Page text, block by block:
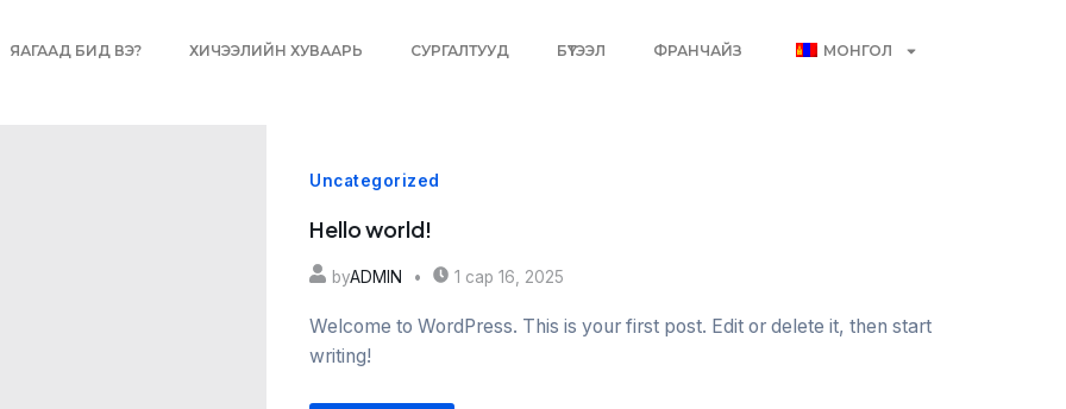
ЯАГААД БИД ВЭ? ХИЧЭЭЛИЙН ХУВААРЬ СУРГАЛТУУД БҮТЭЭЛ ФРАНЧАЙЗ МОНГОЛ
Uncategorized
Hello world!
byADMIN 1 сар 16, 2025
Welcome to WordPress. This is your first post. Edit or delete it, then start
writing!